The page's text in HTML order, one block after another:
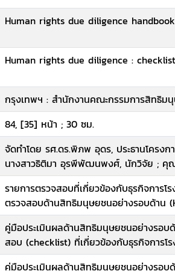
Human rights due diligence handbook
Human rights due diligence : checklist
กรุงเทพฯ : สำนักงานคณะกรรมการสิทธิม
84, [35] หน้า ; 30 ซม.
จัดทำโดย รศ.ดร.พิภพ อุดร, ประธานโครง
นางสาวธิติมา อุรพีพัฒนพงศ์, นักวิจัย ; คุ
รายการตรวจสอบที่เกี่ยวข้องกับธุรกิจการ
ตรวจสอบด้านสิทธิมนุษยชนอย่างรอบด้าน
คู่มือประเมินผลด้านสิทธิมนุษยชนอย่างรอบ
สอบ (checklist) ที่เกี่ยวข้องกับธุรกิจการโ
คู่มือประเมินผลด้านสิทธิมนุษยชนอย่างรอ